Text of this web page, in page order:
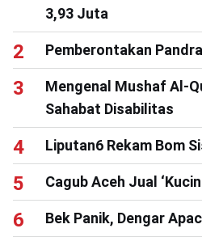
3,93 Juta
Pemberontakan
Mengenal Mushaf Al-
Sahabat Disabilitas
Liputan6 Rekam Bom
Cagub Aceh Jual
Bek Panik, Dengar